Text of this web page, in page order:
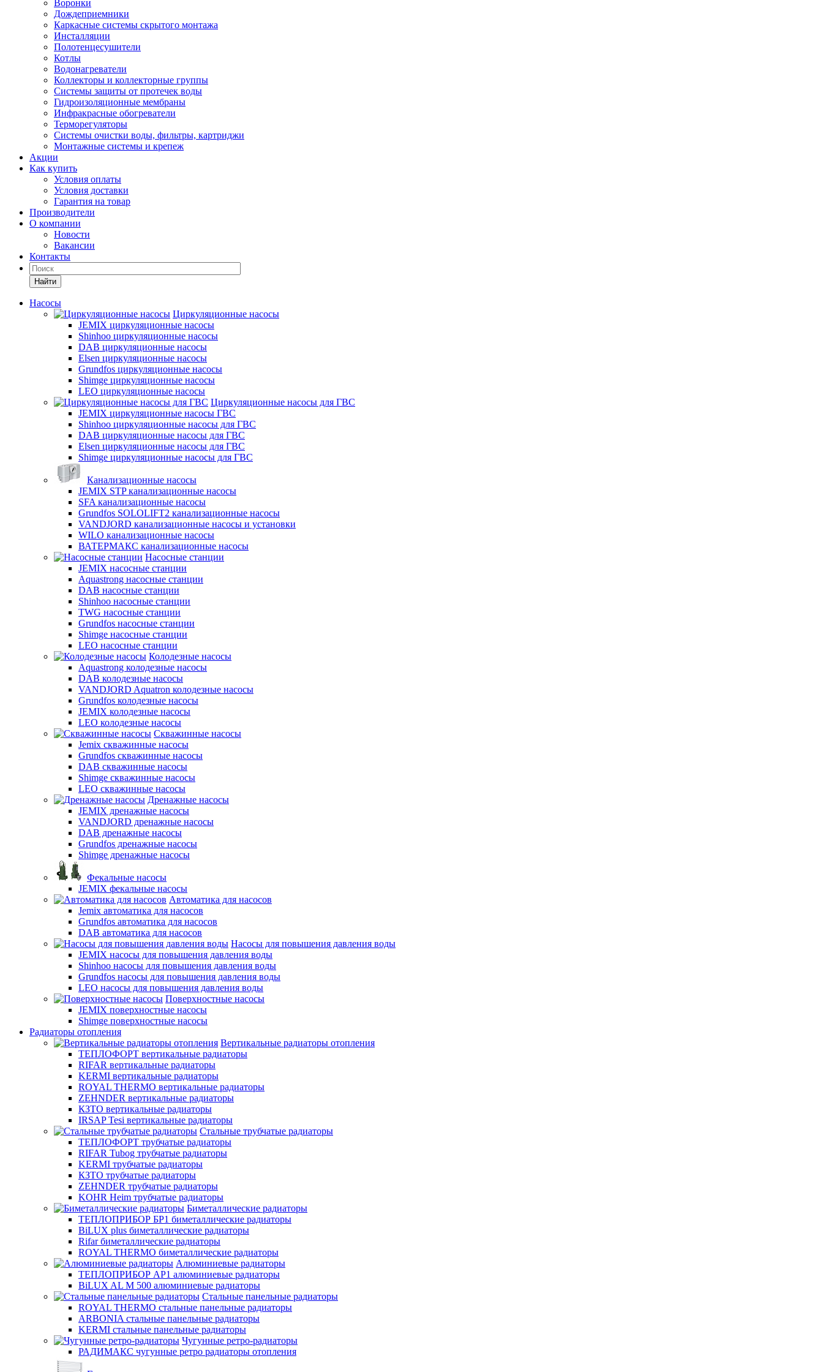
Воронки
Дождеприемники
Каркасные системы скрытого монтажа
Инсталляции
Полотенцесушители
Котлы
Водонагреватели
Коллекторы и коллекторные группы
Системы защиты от протечек воды
Гидроизоляционные мембраны
Инфракрасные обогреватели
Терморегуляторы
Системы очистки воды, фильтры, картриджи
Монтажные системы и крепеж
Акции
Как купить
Условия оплаты
Условия доставки
Гарантия на товар
Производители
О компании
Новости
Вакансии
Контакты
Найти
Насосы
Циркуляционные насосы
JEMIX циркуляционные насосы
Shinhoo циркуляционные насосы
DAB циркуляционные насосы
Elsen циркуляционные насосы
Grundfos циркуляционные насосы
Shimge циркуляционные насосы
LEO циркуляционные насосы
Циркуляционные насосы для ГВС
JEMIX циркуляционные насосы ГВС
Shinhoo циркуляционные насосы для ГВС
DAB циркуляционные насосы для ГВС
Elsen циркуляционные насосы для ГВС
Shimge циркуляционные насосы для ГВС
Канализационные насосы
JEMIX STP канализационные насосы
SFA канализационные насосы
Grundfos SOLOLIFT2 канализационные насосы
VANDJORD канализационные насосы и установки
WILO канализационные насосы
ВАТЕРМАКС канализационные насосы
Насосные станции
JEMIX насосные станции
Aquastrong насосные станции
DAB насосные станции
Shinhoo насосные станции
TWG насосные станции
Grundfos насосные станции
Shimge насосные станции
LEO насосные станции
Колодезные насосы
Aquastrong колодезные насосы
DAB колодезные насосы
VANDJORD Aquatron колодезные насосы
Grundfos колодезные насосы
JEMIX колодезные насосы
LEO колодезные насосы
Скважинные насосы
Jemix cкважинные насосы
Grundfos скважинные насосы
DAB скважинные насосы
Shimge скважинные насосы
LEO скважинные насосы
Дренажные насосы
JEMIX дренажные насосы
VANDJORD дренажные насосы
DAB дренажные насосы
Grundfos дренажные насосы
Shimge дренажные насосы
Фекальные насосы
JEMIX фекальные насосы
Автоматика для насосов
Jemix автоматика для насосов
Grundfos автоматика для насосов
DAB автоматика для насосов
Насосы для повышения давления воды
JEMIX насосы для повышения давления воды
Shinhoo насосы для повышения давления воды
Grundfos насосы для повышения давления воды
LEO насосы для повышения давления воды
Поверхностные насосы
JEMIX поверхностные насосы
Shimge поверхностные насосы
Радиаторы отопления
Вертикальные радиаторы отопления
ТЕПЛОФОРТ вертикальные радиаторы
RIFAR вертикальные радиаторы
KERMI вертикальные радиаторы
ROYAL THERMO вертикальные радиаторы
ZEHNDER вертикальные радиаторы
КЗТО вертикальные радиаторы
IRSAP Tesi вертикальные радиаторы
Стальные трубчатые радиаторы
ТЕПЛОФОРТ трубчатые радиаторы
RIFAR Tubog трубчатые радиаторы
KERMI трубчатые радиаторы
КЗТО трубчатые радиаторы
ZEHNDER трубчатые радиаторы
KOHR Heim трубчатые радиаторы
Биметаллические радиаторы
ТЕПЛОПРИБОР БР1 биметаллические радиаторы
BiLUX plus биметаллические радиаторы
Rifar биметаллические радиаторы
ROYAL THERMO биметаллические радиаторы
Алюминиевые радиаторы
ТЕПЛОПРИБОР АР1 алюминиевые радиаторы
BiLUX AL M 500 алюминиевые радиаторы
Стальные панельные радиаторы
ROYAL THERMO стальные панельные радиаторы
ARBONIA стальные панельные радиаторы
KERMI стальные панельные радиаторы
Чугунные ретро-радиаторы
РАДИМАКС чугунные ретро радиаторы отопления